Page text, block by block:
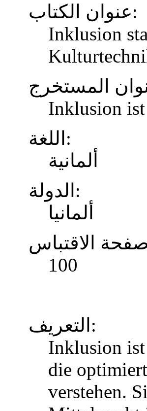
عنوان الكتاب:
Inklusion
Inklusion ist
اللغة:
ألمانية
الدولة:
ألمانيا
100
التعريف:
Inklusion
die
verstehen.